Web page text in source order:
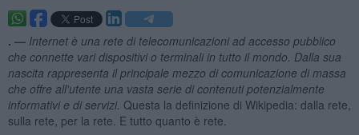
. — Internet è una rete di telecomunicazioni ad accesso pubblico
che connette vari dispositivi o terminali in tutto il mondo. Dalla sua
nascita rappresenta il principale mezzo di comunicazione di massa
che offre all'utente una vasta serie di contenuti potenzialmente
informativi e di servizi. Questa la definizione di Wikipedia: dalla rete,
sulla rete, per la rete. E tutto quanto è rete.